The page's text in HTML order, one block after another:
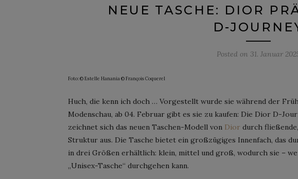
NEUE TASCHE: DIOR
D-
Posted on 31. Januar
Foto: © Estelle Hanania © François Coquerel
Huch, die kenn ich doch … Vorgestellt wurde sie während der
Modenschau, ab 04. Februar gibt es sie zu kaufen: Die Dior D-
zeichnet sich das neuen Taschen-Modell von Dior durch
Struktur aus. Die Tasche bietet ein großzügiges Innenfach, das
in drei Größen erhältlich: klein, mittel und groß, wodurch sie –
„Unisex-Tasche“ durchgehen kann.